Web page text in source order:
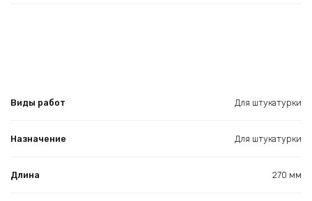
Виды работ Для штукатурки
Назначение Для штукатурки
Длина 270 мм